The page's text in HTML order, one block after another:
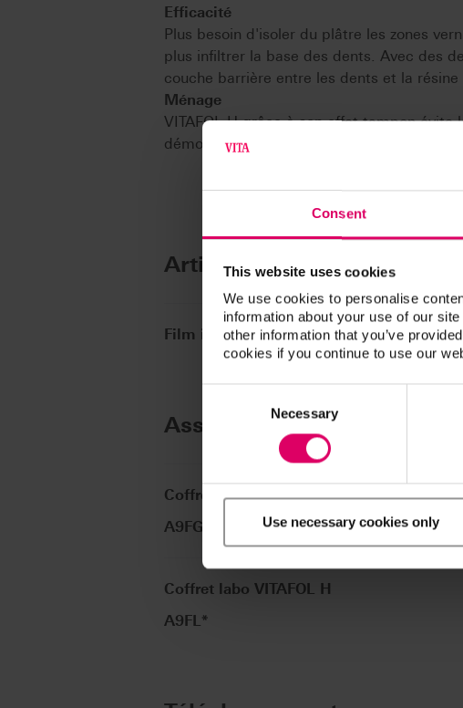
Consent
This website uses cookies
We use cookies to personalise
information about your use of our
other information that you’ve
cookies if you continue to use our
Necessary
Use necessary cookies only
Efficacité
Plus besoin d'isoler du plâtre les zones
plus infiltrer la base des dents. Avec des
couche barrière entre les dents et la résine
Ménage
VITAFOL H grâce à son effet tampon
démoulage.
Articles
Film isolant silicone VITAFOL®H
Assortiments
Coffret Eco VITAFOL H
A9FG*
Coffret labo VITAFOL H
A9FL*